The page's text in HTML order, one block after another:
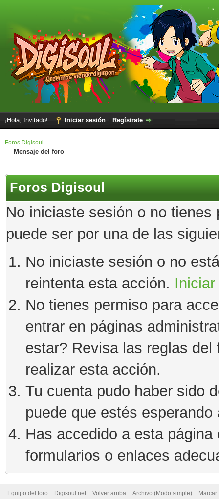
¡Hola, Invitado! Iniciar sesión Regístrate
Foros Digisoul
Mensaje del foro
Foros Digisoul
No iniciaste sesión o no
puede ser por una de las
No iniciaste sesión o no
reintenta esta acción.
No tienes permiso para
entrar en páginas
estar? Revisa las reglas
realizar esta acción.
Tu cuenta pudo haber sido
puede que estés esperando
Has accedido a esta
formularios o enlaces
Equipo del foro Digisoul.net Volver arriba Archivo (Modo simple)